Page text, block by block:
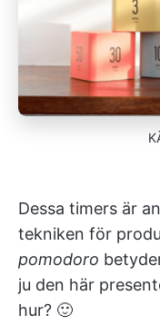
Dessa timers är
tekniken för
pomodoro
ju den här
hur? 🙂